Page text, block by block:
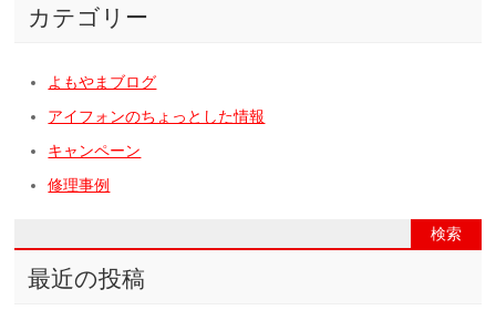
カテゴリー
よもやまブログ
アイフォンのちょっとした情報
キャンペーン
修理事例
最近の投稿